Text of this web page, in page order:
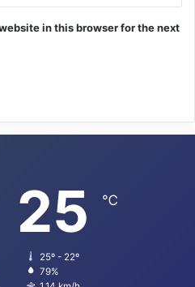
in this browser for the next
25 ℃
25º - 22º
79%